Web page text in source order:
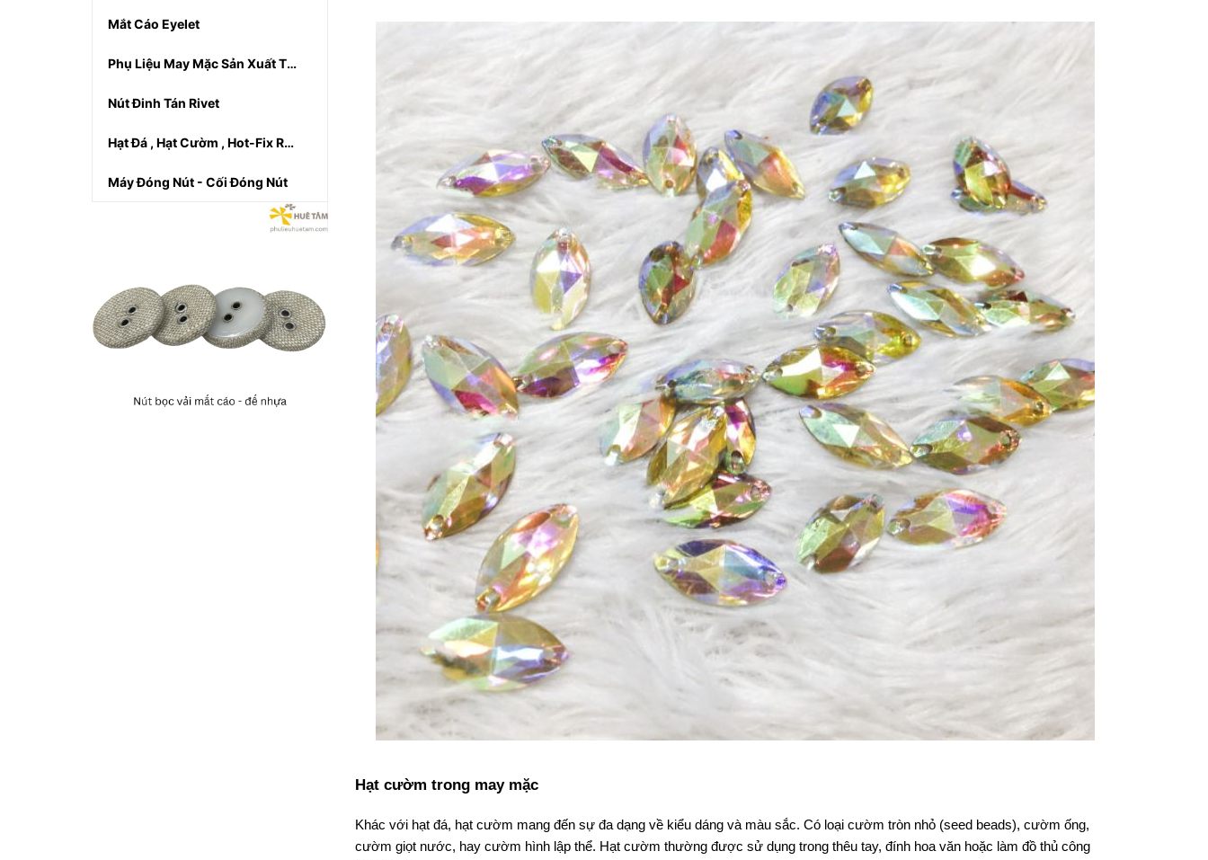
Mắt Cáo Eyelet
Phụ Liệu May Mặc Sản Xuất Thủ Công
Nút Đinh Tán Rivet
Hạt Đá , Hạt Cườm , Hot-Fix Rhinestones
Máy Đóng Nút - Cối Đóng Nút
Hạt cườm trong may mặc
Khác với hạt đá, hạt cườm mang đến sự đa dạng về kiểu dáng và màu sắc. Có loại cườm tròn nhỏ (seed beads), cườm ống,
cườm giọt nước, hay cườm hình lập thể. Hạt cườm thường được sử dụng trong thêu tay, đính hoa văn hoặc làm đồ thủ công